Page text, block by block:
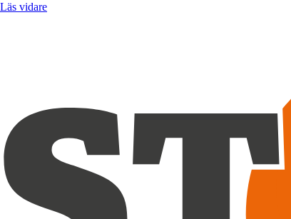
Läs vidare